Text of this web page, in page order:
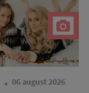
06 august 2026